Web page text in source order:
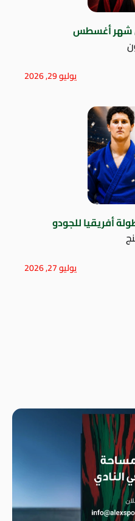
شهر أغسطس
يوليو 29, 2026
أفريقيا للجودو
يوليو 27, 2026